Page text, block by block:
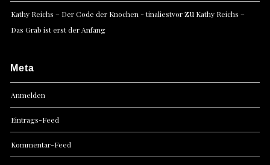
Kathy Reichs – Der Code der Knochen - tinaliestvorzu Kathy Reichs –
Das Grab ist erst der Anfang
Meta
Anmelden
Eintrags-Feed
Kommentar-Feed